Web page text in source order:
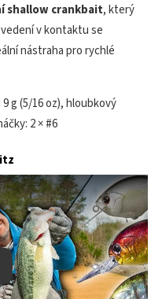
shallow crankbait, který
v kontaktu se
nástraha pro rychlé
g (5/16 oz), hloubkový
2 × #6